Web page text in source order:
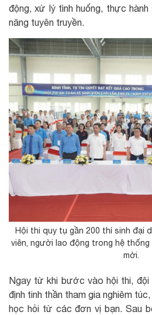
động, xử lý tình huống, thực
năng tuyên truyền.
Hội thi quy tụ gần 200 thí sinh đại
viên, người lao động trong hệ thống
mời.
Ngay từ khi bước vào hội thi,
định tinh thần tham gia nghiêm
học hỏi từ các đơn vị bạn. Sau